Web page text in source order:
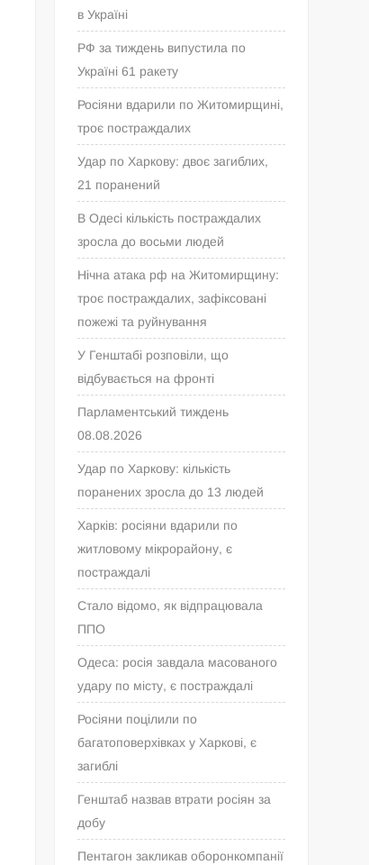
в Україні
РФ за тиждень випустила по
Україні 61 ракету
Росіяни вдарили по Житомирщині,
троє постраждалих
Удар по Харкову: двоє загиблих,
21 поранений
В Одесі кількість постраждалих
зросла до восьми людей
Нічна атака рф на Житомирщину:
троє постраждалих, зафіксовані
пожежі та руйнування
У Генштабі розповіли, що
відбувається на фронті
Парламентський тиждень
08.08.2026
Удар по Харкову: кількість
поранених зросла до 13 людей
Харків: росіяни вдарили по
житловому мікрорайону, є
постраждалі
Стало відомо, як відпрацювала
ППО
Одеса: росія завдала масованого
удару по місту, є постраждалі
Росіяни поцілили по
багатоповерхівках у Харкові, є
загиблі
Генштаб назвав втрати росіян за
добу
Пентагон закликав оборонкомпанії